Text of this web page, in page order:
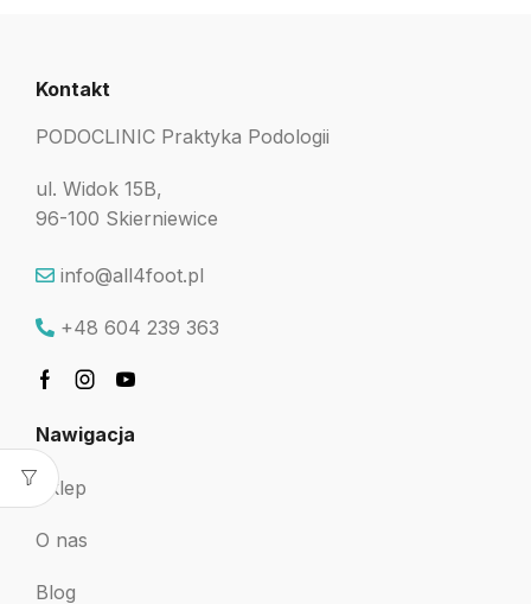
Kontakt
PODOCLINIC Praktyka Podologii
ul. Widok 15B,
96-100 Skierniewice
info@all4foot.pl
+48 604 239 363
Nawigacja
Sklep
O nas
Blog